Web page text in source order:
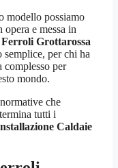
modello possiamo
opera e messa in
Grottarossa
semplice, per chi ha
complesso per
mondo.
che
tutti i
Caldaie